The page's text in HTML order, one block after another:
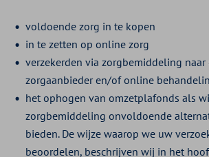
voldoende zorg in te kopen
in te zetten op online zorg
verzekerden via zorgbemiddeling naar
zorgaanbieder en/of online
het ophogen van omzetplafonds als
zorgbemiddeling onvoldoende
bieden. De wijze waarop we uw
beoordelen, beschrijven wij in het